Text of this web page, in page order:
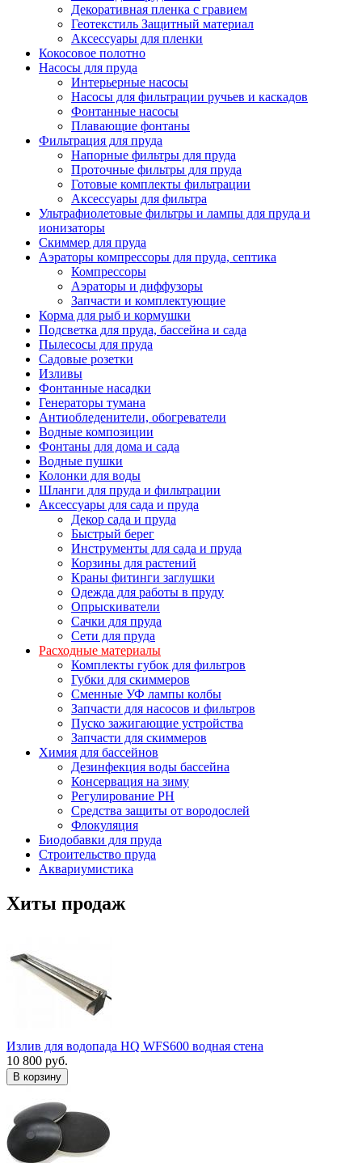
Декоративная пленка с гравием
Геотекстиль Защитный материал
Аксессуары для пленки
Кокосовое полотно
Насосы для пруда
Интерьерные насосы
Насосы для фильтрации ручьев и каскадов
Фонтанные насосы
Плавающие фонтаны
Фильтрация для пруда
Напорные фильтры для пруда
Проточные фильтры для пруда
Готовые комплекты фильтрации
Аксессуары для фильтра
Ультрафиолетовые фильтры и лампы для пруда и
ионизаторы
Скиммер для пруда
Аэраторы компрессоры для пруда, септика
Компрессоры
Аэраторы и диффузоры
Запчасти и комплектующие
Корма для рыб и кормушки
Подсветка для пруда, бассейна и сада
Пылесосы для пруда
Садовые розетки
Изливы
Фонтанные насадки
Генераторы тумана
Антиобледенители, обогреватели
Водные композиции
Фонтаны для дома и сада
Водные пушки
Колонки для воды
Шланги для пруда и фильтрации
Аксессуары для сада и пруда
Декор сада и пруда
Быстрый берег
Инструменты для сада и пруда
Корзины для растений
Краны фитинги заглушки
Одежда для работы в пруду
Опрыскиватели
Сачки для пруда
Сети для пруда
Расходные материалы
Комплекты губок для фильтров
Губки для скиммеров
Сменные УФ лампы колбы
Запчасти для насосов и фильтров
Пуско зажигающие устройства
Запчасти для скиммеров
Химия для бассейнов
Дезинфекция воды бассейна
Консервация на зиму
Регулирование PH
Средства защиты от вородослей
Флокуляция
Биодобавки для пруда
Строительство пруда
Аквариумистика
Хиты продаж
Излив для водопада HQ WFS600 водная стена
10 800 руб.
В корзину